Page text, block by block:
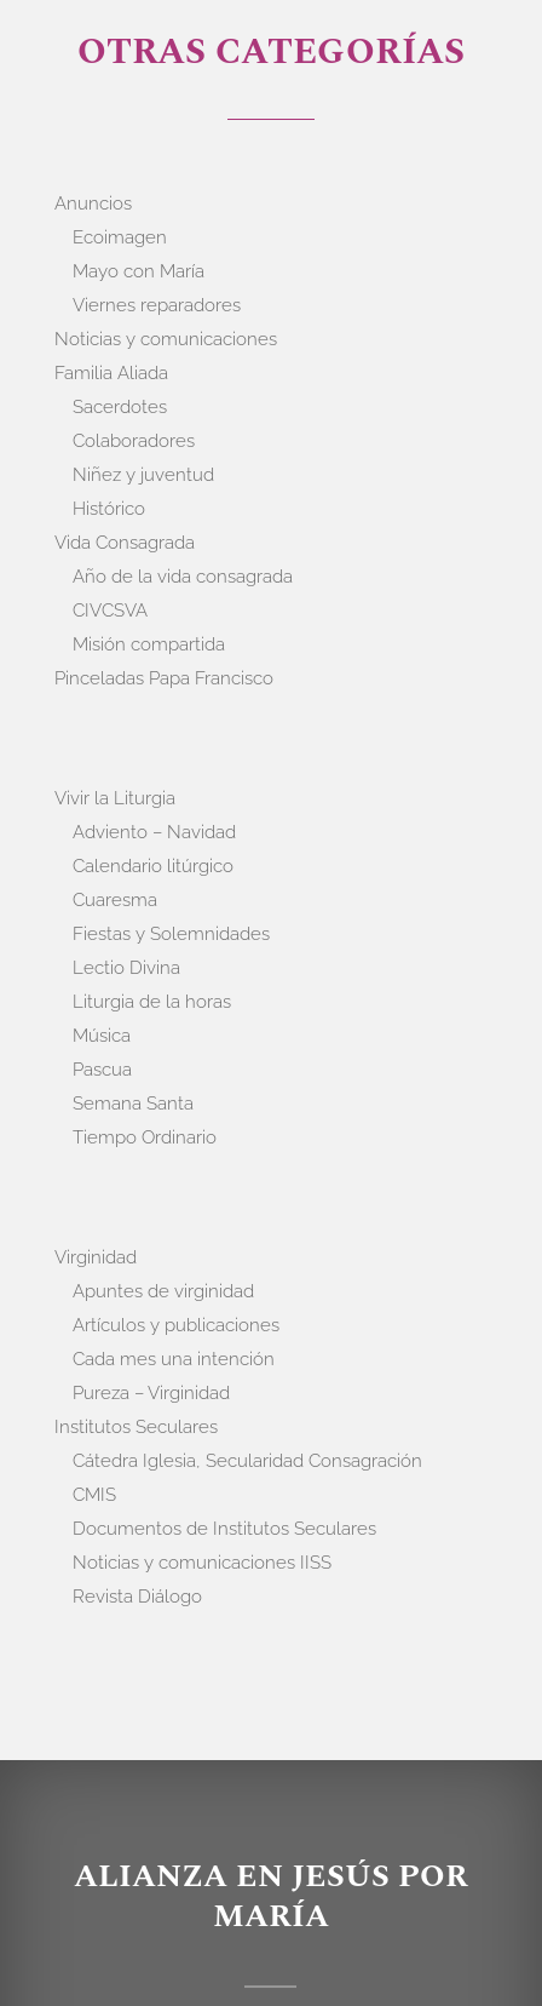
OTRAS CATEGORÍAS
Anuncios
Ecoimagen
Mayo con María
Viernes reparadores
Noticias y comunicaciones
Familia Aliada
Sacerdotes
Colaboradores
Niñez y juventud
Histórico
Vida Consagrada
Año de la vida consagrada
CIVCSVA
Misión compartida
Pinceladas Papa Francisco
Vivir la Liturgia
Adviento – Navidad
Calendario litúrgico
Cuaresma
Fiestas y Solemnidades
Lectio Divina
Liturgia de la horas
Música
Pascua
Semana Santa
Tiempo Ordinario
Virginidad
Apuntes de virginidad
Artículos y publicaciones
Cada mes una intención
Pureza – Virginidad
Institutos Seculares
Cátedra Iglesia, Secularidad Consagración
CMIS
Documentos de Institutos Seculares
Noticias y comunicaciones IISS
Revista Diálogo
ALIANZA EN JESÚS POR
MARÍA